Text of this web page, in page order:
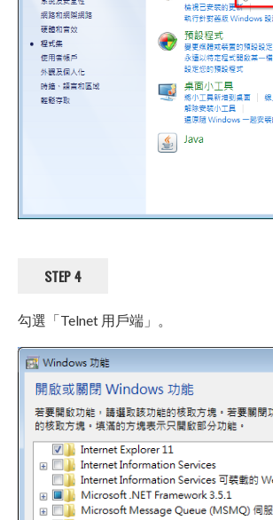
STEP 4
勾選「Telnet 用戶端」。